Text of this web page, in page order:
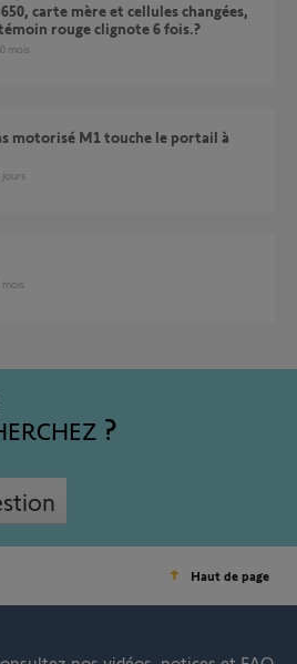
rouge clignote 6 fois.?
mois
jours
mois
Haut de page